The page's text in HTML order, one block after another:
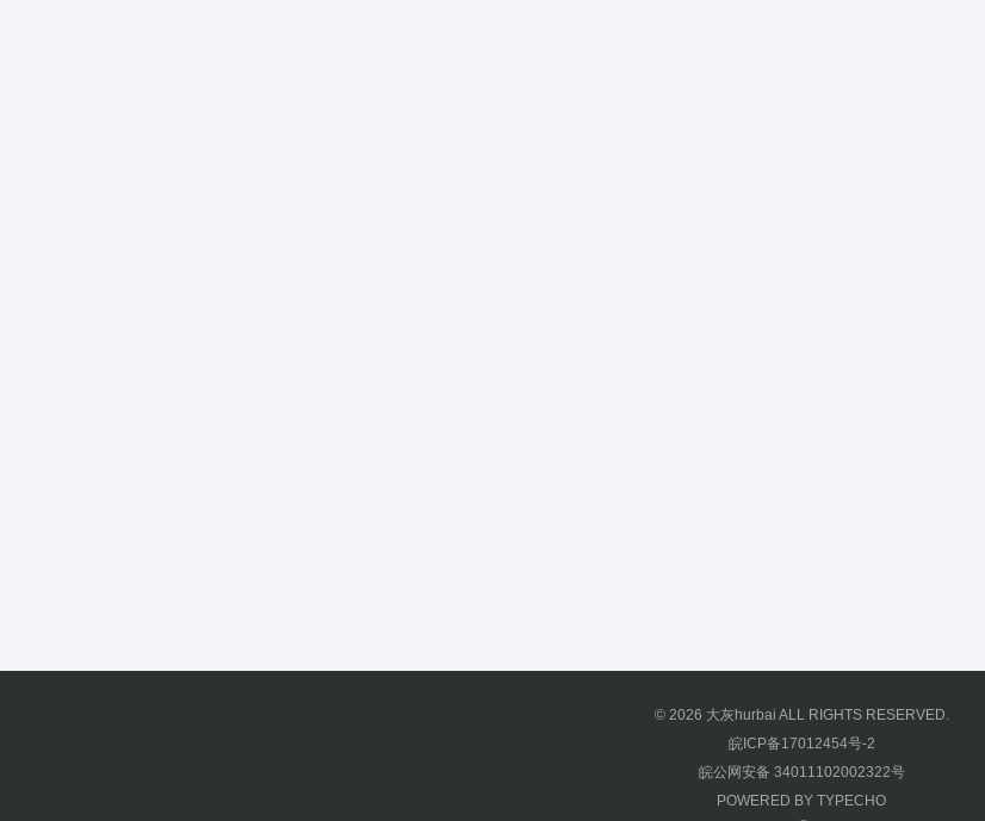
© 2026 大灰hurbai ALL RIGHTS RESERVED.
皖ICP备17012454号-2
皖公网安备 34011102002322号
POWERED BY TYPECHO